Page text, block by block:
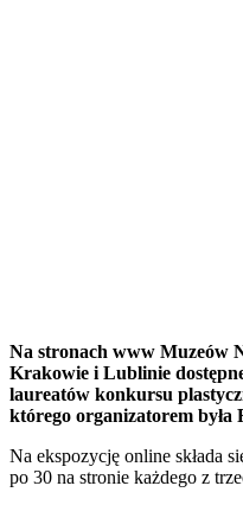
Na stronach www Muzeów
Krakowie i Lublinie
laureatów konkursu
którego organizatorem była
Na ekspozycję online składa
po 30 na stronie każdego z